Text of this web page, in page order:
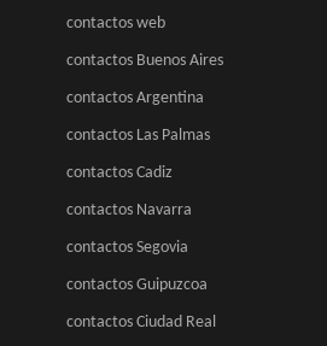
contactos web
contactos Buenos Aires
contactos Argentina
contactos Las Palmas
contactos Cadiz
contactos Navarra
contactos Segovia
contactos Guipuzcoa
contactos Ciudad Real